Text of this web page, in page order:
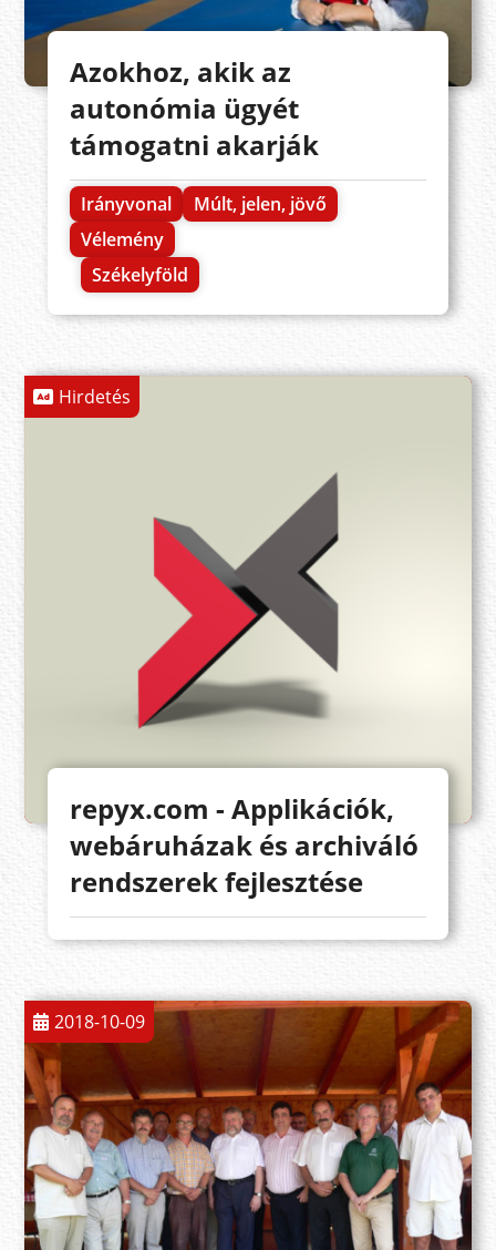
Azokhoz, akik az
autonómia ügyét
támogatni akarják
Irányvonal
Múlt, jelen, jövő
Vélemény
Székelyföld
Hirdetés
repyx.com - Applikációk,
webáruházak és archiváló
rendszerek fejlesztése
2018-10-09